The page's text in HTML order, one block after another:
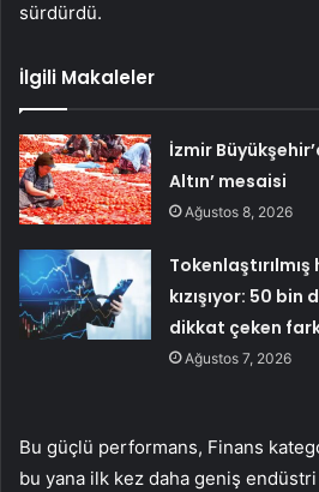
sürdürdü.
İlgili Makaleler
İzmir
Altın’ mesaisi
Ağustos 8, 2026
kızışıyor: 50
dikkat çeken
Ağustos 7, 2026
Bu güçlü performans, Finans
bu yana ilk kez daha geniş